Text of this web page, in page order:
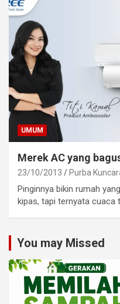
UMUM
Merek AC yang
23/10/2013 Purba
Pinginnya bikin rumah
kipas, tapi ternyata cuaca
You may Missed